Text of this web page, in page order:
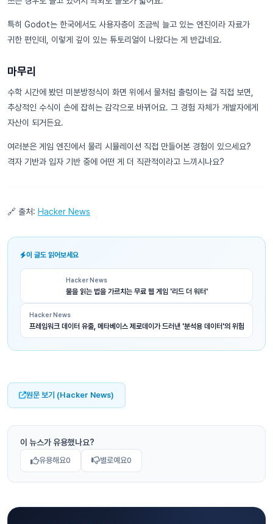
특히 Godot는 한국에서도 사용자층이 조금씩 늘고 있는 엔진이라 자료가
귀한 편인데, 이렇게 깊이 있는 튜토리얼이 나왔다는 게 반갑네요.
마무리
수학 시간에 봤던 미분방정식이 화면 위에서 물처럼 출렁이는 걸 직접 보면,
추상적인 수식이 손에 잡히는 감각으로 바뀌어요. 그 경험 자체가 개발자에게
자산이 되거든요.
여러분은 게임 엔진에서 물리 시뮬레이션 직접 만들어본 경험이 있으세요?
격자 기반과 입자 기반 중에 어떤 게 더 직관적이라고 느끼시나요?
🔗 출처: Hacker News
이 글도 읽어보세요
Hacker News
물을 읽는 법을 가르치는 무료 웹 게임 '리드 더 워터'
Hacker News
프레임워크 데이터 유출, 메타베이스 제로데이가 드러낸 '분석용 데이터'의 위험
원문 보기 (Hacker News)
이 뉴스가 유용했나요?
유용해요0 별로예요0